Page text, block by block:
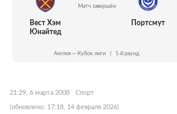
Вест Хэм
Юнайтед
Матч завершён
Портсмут
Англия — Кубок лиги 1-й раунд
21:29, 6 марта 2008 Спорт
(обновлено: 17:18, 14 февраля 2026)